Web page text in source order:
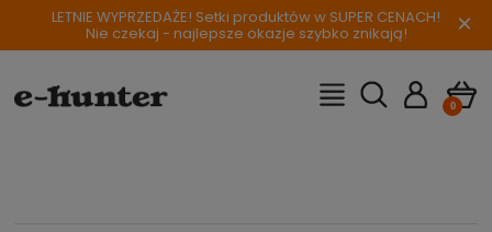
LETNIE WYPRZEDAŻE! Setki produktów w SUPER CENACH!
Nie czekaj - najlepsze okazje szybko znikają! ×